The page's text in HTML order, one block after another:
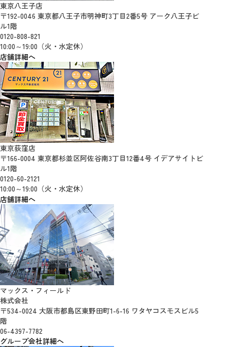
東京八王子店
〒192-0046 東京都八王子市明神町3丁目2番5号 アーク八王子ビ
ル1階
0120-808-821
10:00～19:00（火・水定休）
店舗詳細へ
東京荻窪店
〒166-0004 東京都杉並区阿佐谷南3丁目12番4号 イデアサイトビ
ル1階
0120-60-2121
10:00～19:00（火・水定休）
店舗詳細へ
マックス・フィールド
株式会社
〒534-0024 大阪市都島区東野田町1-6-16 ワタヤコスモスビル5
階
06-4397-7782
グループ会社詳細へ